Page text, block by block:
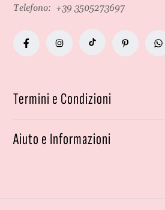
Telefono: +39 3505273697
Termini e Condizioni
Aiuto e Informazioni